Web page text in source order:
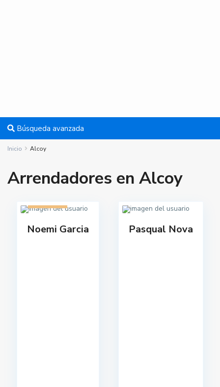
Búsqueda avanzada
Inicio Alcoy
Arrendadores en Alcoy
Noemi Garcia Pasqual Nova